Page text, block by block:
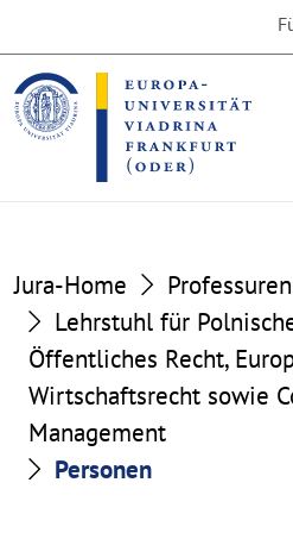
the
content
section
the
footer
section
Jura-Home
Professuren
Lehrstuhl für
Öffentliches Recht,
Wirtschaftsrecht sowie
Management
Personen